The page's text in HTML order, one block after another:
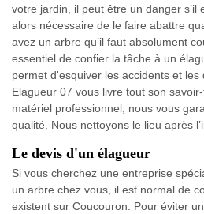
votre jardin, il peut être un danger s’il
alors nécessaire de le faire abattre
avez un arbre qu’il faut absolument
essentiel de confier la tâche à un
permet d'esquiver les accidents et les
Elagueur 07 vous livre tout son
matériel professionnel, nous vous
qualité. Nous nettoyons le lieu après
Le devis d'un élagueur
Si vous cherchez une entreprise
un arbre chez vous, il est normal de
existent sur Coucouron. Pour éviter